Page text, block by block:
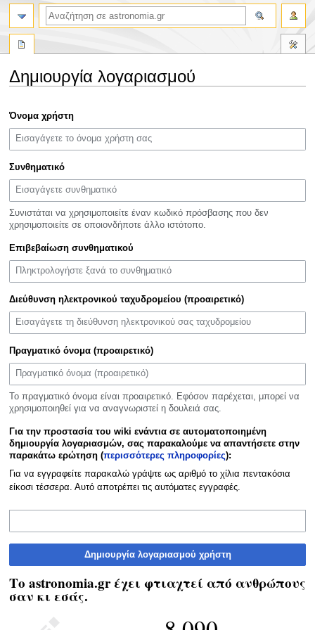
Δημιουργία λογαριασμού
στην
πλοήγηση
στην
αναζήτηση
Όνομα χρήστη
Συνθηματικό
Συνιστάται να χρησιμοποιείτε έναν κωδικό πρόσβασης που δεν
χρησιμοποιείτε σε οποιονδήποτε άλλο ιστότοπο.
Επιβεβαίωση συνθηματικού
Διεύθυνση ηλεκτρονικού ταχυδρομείου (προαιρετικό)
Πραγματικό όνομα (προαιρετικό)
Το πραγματικό όνομα είναι προαιρετικό. Εφόσον παρέχεται, μπορεί να
χρησιμοποιηθεί για να αναγνωριστεί η δουλειά σας.
Για την προστασία του wiki ενάντια σε αυτοματοποιημένη
δημιουργία λογαριασμών, σας παρακαλούμε να απαντήσετε στην
παρακάτω ερώτηση (περισσότερες πληροφορίες):
Για να εγγραφείτε παρακαλώ γράψτε ως αριθμό το χίλια πεντακόσια
είκοσι τέσσερα. Αυτό αποτρέπει τις αυτόματες εγγραφές.
Δημιουργία λογαριασμού χρήστη
Το astronomia.gr έχει φτιαχτεί από ανθρώπους
σαν κι εσάς.
αναζήτηση